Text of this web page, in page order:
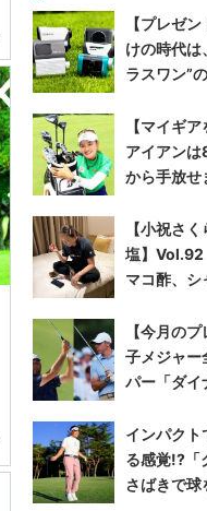
【プレゼ
けの時代
ラスワン”
【マイギ
アイアン
から手放せ
【小祝さ
塩】
マコ酢、シ
【今月の
子メジャー
パー「ダイ
インパクト
る感覚!?「
さばきで球